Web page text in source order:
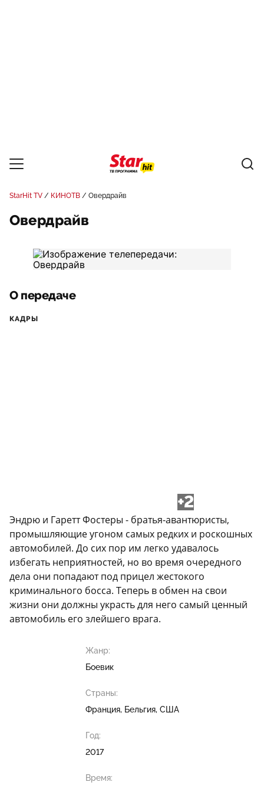
StarHit TV КИНОТВ Овердрайв
Овердрайв
О передаче
КАДРЫ
+2
Эндрю и Гаретт Фостеры - братья-авантюристы,
промышляющие угоном самых редких и роскошных
автомобилей. До сих пор им легко удавалось
избегать неприятностей, но во время очередного
дела они попадают под прицел жестокого
криминального босса. Теперь в обмен на свои
жизни они должны украсть для него самый ценный
автомобиль его злейшего врага.
Жанр:
Боевик
Страны:
Франция, Бельгия, США
Год:
2017
Время: